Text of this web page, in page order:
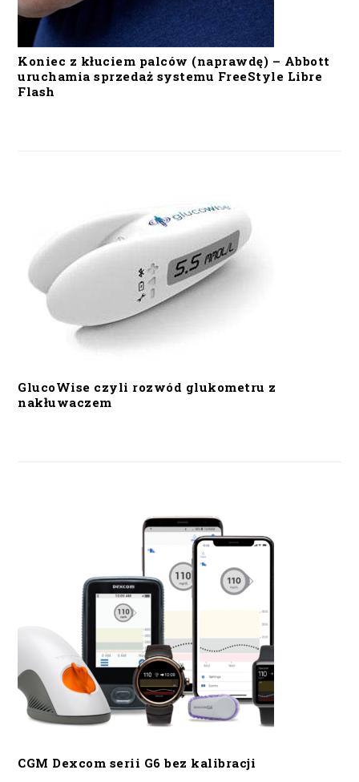
Koniec z kłuciem palców (naprawdę) – Abbott
uruchamia sprzedaż systemu FreeStyle Libre
Flash
GlucoWise czyli rozwód glukometru z
nakłuwaczem
CGM Dexcom serii G6 bez kalibracji